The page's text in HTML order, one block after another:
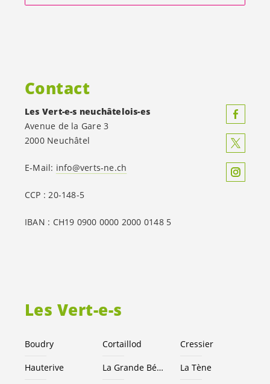
Les Vert-e-s
Boudry Cortaillod Cressier
Hauterive La Grande Béroche La Tène
Contact
Les Vert-e-s neuchâtelois-es
Avenue de la Gare 3
2000 Neuchâtel
E-Mail: info@verts-ne.ch
CCP : 20-148-5
IBAN : CH19 0900 0000 2000 0148 5